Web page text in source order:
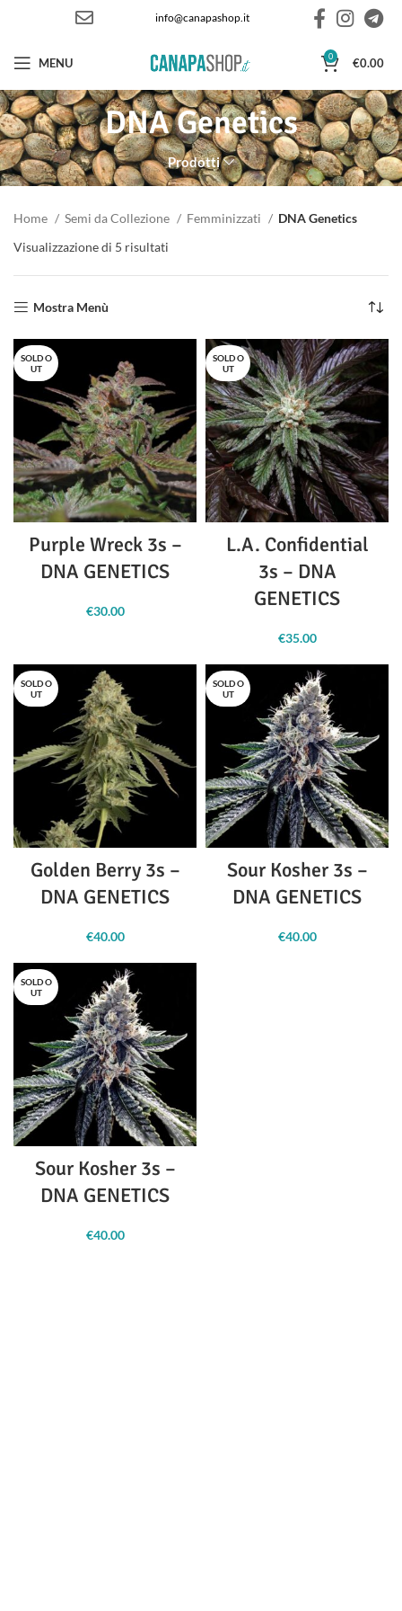
info@canapashop.it
MENU 0 €0.00
DNA Genetics
Prodotti
Home Semi da Collezione Femminizzati
DNA Genetics
Visualizzazione di 5 risultati
Mostra Menù
SOLD O
UT
Purple Wreck 3s –
DNA GENETICS
€30.00
SOLD O
UT
L.A. Confidential
3s – DNA
GENETICS
€35.00
SOLD O
UT
Golden Berry 3s –
DNA GENETICS
€40.00
SOLD O
UT
Sour Kosher 3s –
DNA GENETICS
€40.00
SOLD O
UT
Sour Kosher 3s –
DNA GENETICS
€40.00